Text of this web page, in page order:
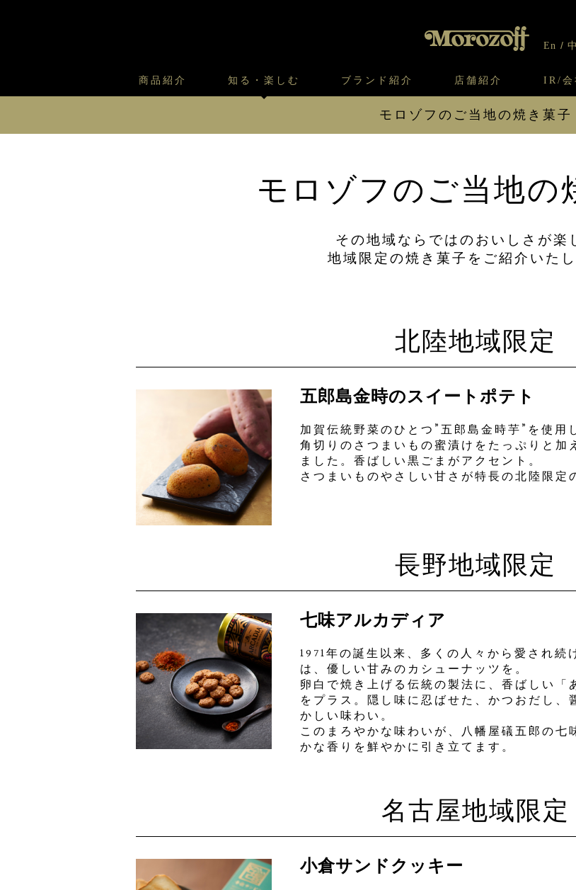
En
商品紹介
ケーキ
知る・楽しむ
チーズケーキのこだわり
ブランド紹介
ガレット・ネージュ
焼き菓子マルシェ／窯だしクッキー＆パイ
店舗紹介 IR/会
IR情報 CSR
契約社員・アルバイト採用
オンラインショップについてのお問い合わ
モロゾフのご当地の焼き菓子
モロゾフのご当地の
その地域ならではのおいしさが楽
地域限定の焼き菓子をご紹介いたし
北陸地域限定
五郎島金時のスイートポテト
加賀伝統野菜のひとつ”五郎島金時芋”を使用
角切りのさつまいもの蜜漬けをたっぷりと加
ました。香ばしい黒ごまがアクセント。
さつまいものやさしい甘さが特長の北陸限定
長野地域限定
七味アルカディア
1971年の誕生以来、多くの人々から愛され
は、優しい甘みのカシューナッツを。
卵白で焼き上げる伝統の製法に、香ばしい「
をプラス。隠し味に忍ばせた、かつおだし
かしい味わい。
このまろやかな味わいが、八幡屋礒五郎の
かな香りを鮮やかに引き立てます。
名古屋地域限定
小倉サンドクッキー